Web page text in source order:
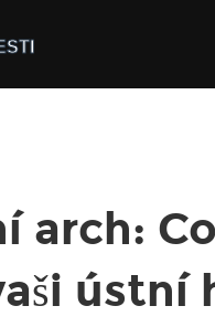
arch:
ústní